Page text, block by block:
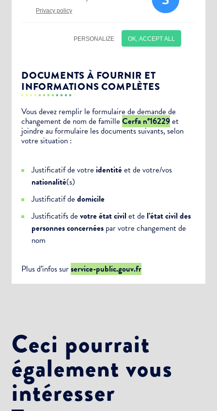
DOCUMENTS À FOURNIR ET
INFORMATIONS COMPLÈTES
Vous devez remplir le formulaire de demande de
changement de nom de famille Cerfa n°16229et
joindre au formulaire les documents suivants, selon
votre situation :
Justificatif de votre identitéet de votre/vos
nationalité(s)
Justificatif de domicile
Justificatifs de votre état civilet de l’état civil des
personnes concernées par votre changement de
nom
Plus d’infos surservice-public.gouv.fr
Ceci pourrait
également vous
intéresser
Choisissez votre abonnement :
Alertes Mail
Newsletter Sport et Vie associative